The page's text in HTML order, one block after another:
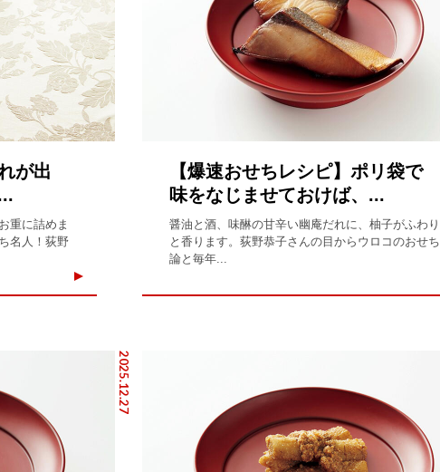
が出
重に詰めま
名人！荻野
【爆速おせちレシピ】ポリ袋で
味をなじませておけば、...
醤油と酒、味醂の甘辛い幽庵だれに、柚子がふわり
と香ります。荻野恭子さんの目からウロコのおせち
論と毎年...
2025.12.27